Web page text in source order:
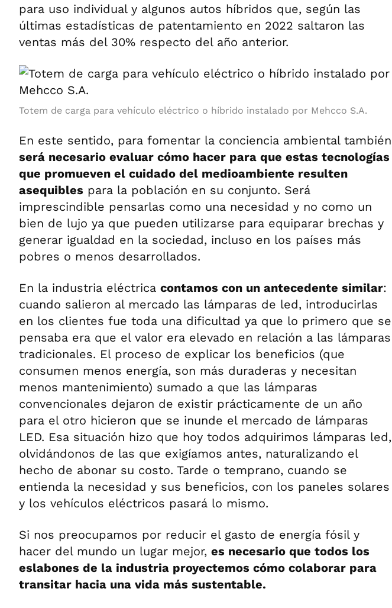
para uso individual y algunos autos híbridos que, según las
últimas estadísticas de patentamiento en 2022 saltaron las
ventas más del 30% respecto del año anterior.
Totem de carga para vehículo eléctrico o híbrido instalado por Mehcco S.A.
En este sentido, para fomentar la conciencia ambiental también
será necesario evaluar cómo hacer para que estas tecnologías
que promueven el cuidado del medioambiente resulten
asequibles para la población en su conjunto. Será
imprescindible pensarlas como una necesidad y no como un
bien de lujo ya que pueden utilizarse para equiparar brechas y
generar igualdad en la sociedad, incluso en los países más
pobres o menos desarrollados.
En la industria eléctrica contamos con un antecedente similar:
cuando salieron al mercado las lámparas de led, introducirlas
en los clientes fue toda una dificultad ya que lo primero que se
pensaba era que el valor era elevado en relación a las lámparas
tradicionales. El proceso de explicar los beneficios (que
consumen menos energía, son más duraderas y necesitan
menos mantenimiento) sumado a que las lámparas
convencionales dejaron de existir prácticamente de un año
para el otro hicieron que se inunde el mercado de lámparas
LED. Esa situación hizo que hoy todos adquirimos lámparas led,
olvidándonos de las que exigíamos antes, naturalizando el
hecho de abonar su costo. Tarde o temprano, cuando se
entienda la necesidad y sus beneficios, con los paneles solares
y los vehículos eléctricos pasará lo mismo.
Si nos preocupamos por reducir el gasto de energía fósil y
hacer del mundo un lugar mejor, es necesario que todos los
eslabones de la industria proyectemos cómo colaborar para
transitar hacia una vida más sustentable.